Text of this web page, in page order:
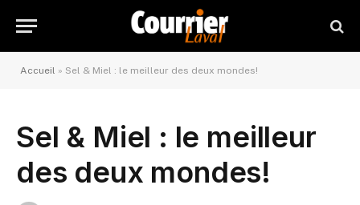
Accueil » Sel & Miel : le meilleur des deux mondes!
Sel & Miel : le meilleur
des deux mondes!